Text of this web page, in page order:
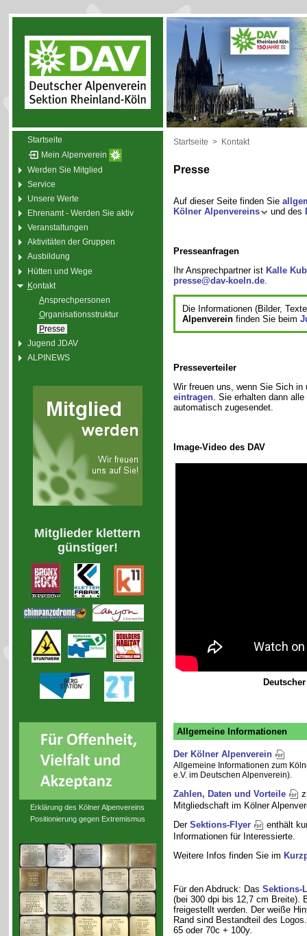
Startseite
Mein Alpenverein
Werden Sie Mitglied
Service
Unsere Werte
Ehrenamt - Werden Sie aktiv
Veranstaltungen
Aktivitäten der Gruppen
Ausbildung
Hütten und Wege
Kontakt
Ansprechpersonen
Organisationsstruktur
Presse
Jugend JDAV
ALPINEWS
Mitglieder klettern
günstiger!
Erklärung des Kölner Alpenvereins
Positionierung gegen Extremismus
Startseite > Kontakt
Presse
Auf dieser Seite finden Sie
Kölner Alpenvereins
und des
Presseanfragen
Ihr Ansprechpartner ist Kalle
presse@dav-koeln.de.
Die Informationen (Bilder,
Alpenvereinfinden Sie beim
Presseverteiler
Wir freuen uns, wenn Sie Sich in
eintragen. Sie erhalten dann
automatisch zugesendet.
Image-Video des DAV
Allgemeine Informationen
Der Kölner Alpenverein
Allgemeine Informationen zum
e.V. im Deutschen Alpenverein).
Zahlen, Daten und Vorteile
Mitgliedschaft im Kölner
Der Sektions-Flyer
enthält
Informationen für Interessierte.
Weitere Infos finden Sie im
Für den Abdruck: Das Sektions-
(bei 300 dpi bis 12,7 cm Breite).
freigestellt werden. Der weiße
Rand sind Bestandteil des
65 oder 70c + 100y.